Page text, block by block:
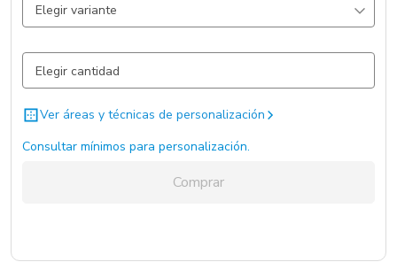
Elegir variante
Negro / Negro / . 2797 un.
Ver áreas y técnicas de personalización
Consultar mínimos para personalización.
Comprar